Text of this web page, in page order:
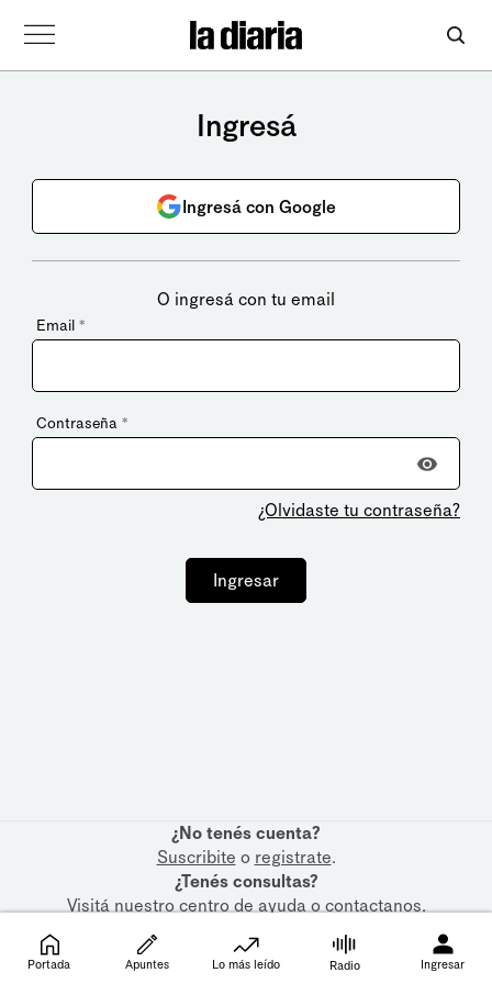
Ingresá
Ingresá con Google
O ingresá con tu email
Email *
Contraseña *
¿Olvidaste tu contraseña?
Ingresar
¿No tenés cuenta?
Suscribite o registrate.
¿Tenés consultas?
Visitá nuestrocentro de ayudaocontactanos.
Portada Apuntes Lo más leído Radio Ingresar